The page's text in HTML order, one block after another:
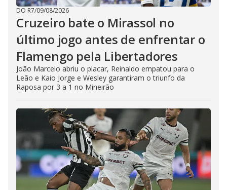
DO R7/09/08/2026
Cruzeiro bate o Mirassol no
último jogo antes de enfrentar o
Flamengo pela Libertadores
João Marcelo abriu o placar, Reinaldo empatou para o
Leão e Kaio Jorge e Wesley garantiram o triunfo da
Raposa por 3 a 1 no Mineirão